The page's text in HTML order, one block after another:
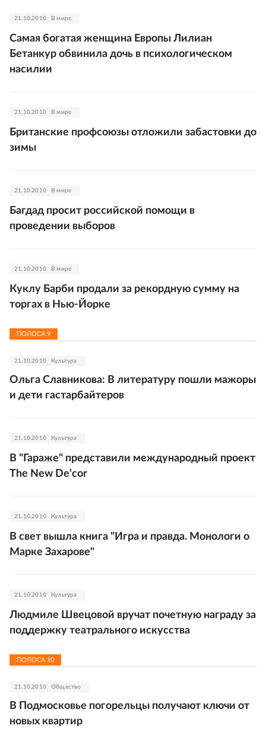
21.10.2010 В мире
Самая богатая женщина Европы Лилиан
Бетанкур обвинила дочь в психологическом
насилии
21.10.2010 В мире
Британские профсоюзы отложили забастовки до
зимы
21.10.2010 В мире
Багдад просит российской помощи в
проведении выборов
21.10.2010 В мире
Куклу Барби продали за рекордную сумму на
торгах в Нью-Йорке
ПОЛОСА 9
21.10.2010 Культура
Ольга Славникова: В литературу пошли мажоры
и дети гастарбайтеров
21.10.2010 Культура
В "Гараже" представили международный проект
The New De'cor
21.10.2010 Культура
В свет вышла книга "Игра и правда. Монологи о
Марке Захарове"
21.10.2010 Культура
Людмиле Швецовой вручат почетную награду за
поддержку театрального искусства
ПОЛОСА 10
21.10.2010 Общество
В Подмосковье погорельцы получают ключи от
новых квартир